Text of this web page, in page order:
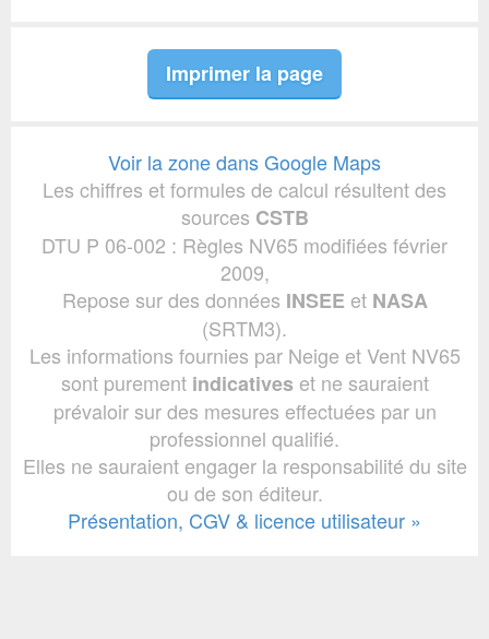
Imprimer la page
Voir la zone dans Google Maps
Les chiffres et formules de calcul résultent des
sources CSTB
DTU P 06-002 : Règles NV65 modifiées février
2009,
Repose sur des données INSEE et NASA
(SRTM3).
Les informations fournies par Neige et Vent NV65
sont purement indicatives et ne sauraient
prévaloir sur des mesures effectuées par un
professionnel qualifié.
Elles ne sauraient engager la responsabilité du site
ou de son éditeur.
Présentation, CGV & licence utilisateur »